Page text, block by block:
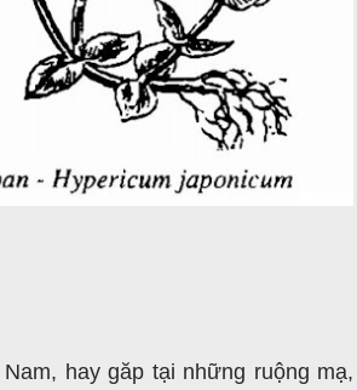
hay găp tại những ruộng